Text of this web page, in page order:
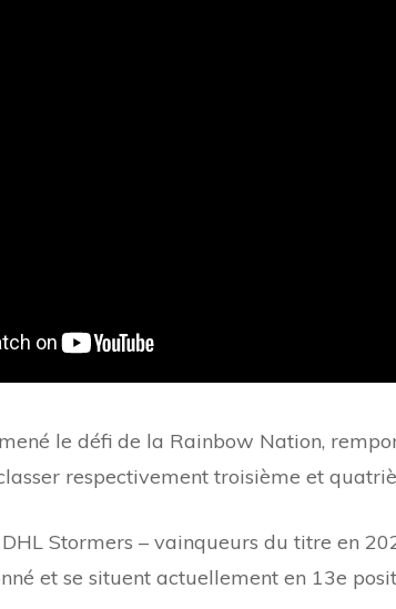
le défi de la Rainbow Nation,
respectivement troisième et
DHL Stormers – vainqueurs du titre en
et se situent actuellement en 13e